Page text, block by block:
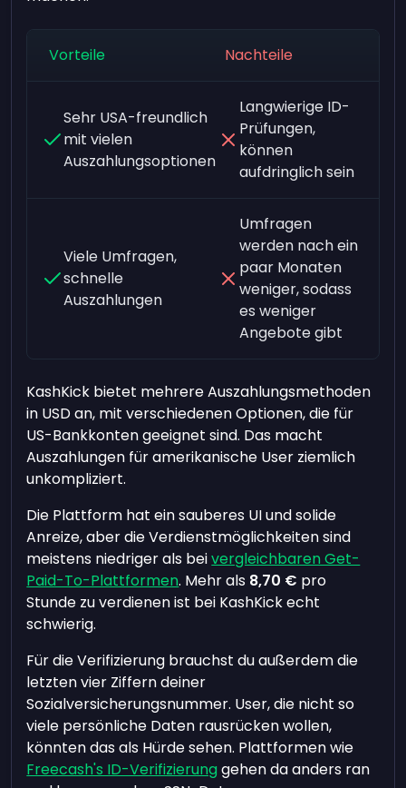
Vorteile Nachteile
Sehr USA-freundlich
mit vielen
Auszahlungsoptionen
Langwierige ID-
Prüfungen,
können
aufdringlich sein
Viele Umfragen,
schnelle
Auszahlungen
Umfragen
werden nach ein
paar Monaten
weniger, sodass
es weniger
Angebote gibt
KashKick bietet mehrere Auszahlungsmethoden
in USD an, mit verschiedenen Optionen, die für
US-Bankkonten geeignet sind. Das macht
Auszahlungen für amerikanische User ziemlich
unkompliziert.
Die Plattform hat ein sauberes UI und solide
Anreize, aber die Verdienstmöglichkeiten sind
meistens niedriger als beivergleichbaren Get-
Paid-To-Plattformen. Mehr als 8,70 € pro
Stunde zu verdienen ist bei KashKick echt
schwierig.
Für die Verifizierung brauchst du außerdem die
letzten vier Ziffern deiner
Sozialversicherungsnummer. User, die nicht so
viele persönliche Daten rausrücken wollen,
könnten das als Hürde sehen. Plattformen wie
Freecash's ID-Verifizierunggehen da anders ran